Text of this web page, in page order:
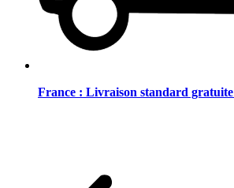
France : Livraison standard gratuite